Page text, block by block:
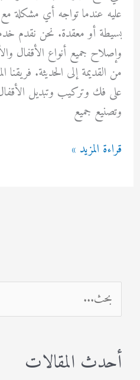
عليه عندما تواجه أي مشكلة
بسيطة أو معقدة. نحن نقدم
وإصلاح جميع أنواع الأقفال
من القديمة إلى الحديثة.
على فك وتركيب وتبديل
وتصنيع جميع
فني
قراءة المزيد »
ل
ح
أحدث المقالات